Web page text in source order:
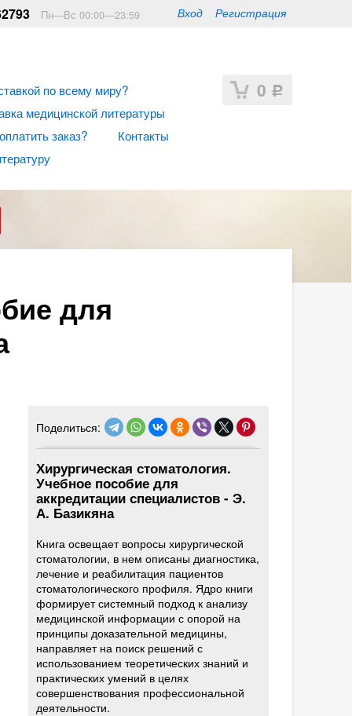
Вход Регистрация
Пн—Вс 00:00—23:59
0 Р
по всему миру?
медицинской литературы
заказ?
Контакты
для
Поделиться:
Хирургическая стоматология.
Учебное пособие для
аккредитации специалистов - Э.
А. Базикяна
Книга освещает вопросы хирургической
стоматологии, в нем описаны диагностика,
лечение и реабилитация пациентов
стоматологического профиля. Ядро книги
формирует системный подход к анализу
медицинской информации с опорой на
принципы доказательной медицины,
направляет на поиск решений с
использованием теоретических знаний и
практических умений в целях
совершенствования профессиональной
деятельности.